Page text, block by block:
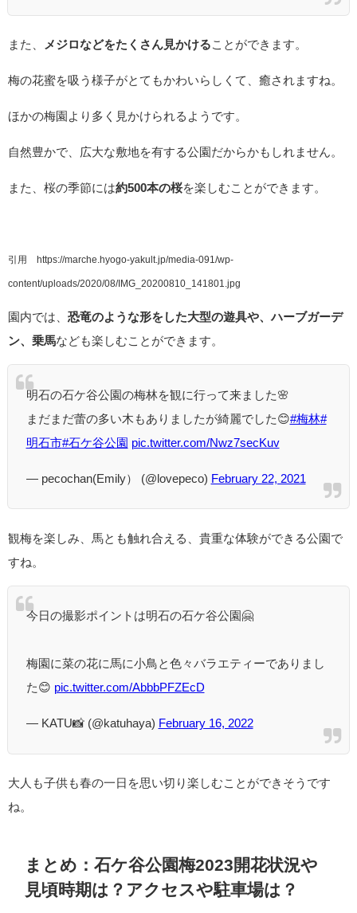
また、 メジロなどをたくさん見かける ことができます。
梅の花蜜を吸う様子がとてもかわいらしくて、癒されますね。
ほかの梅園より多く見かけられるようです。
自然豊かで、広大な敷地を有する公園だからかもしれません。
また、桜の季節には約500本の桜を楽しむことができます。
引用 https://marche.hyogo-yakult.jp/media-091/wp-
content/uploads/2020/08/IMG_20200810_141801.jpg
園内では、 恐竜のような形をした大型の遊具や、ハーブガーデ
ン、乗馬なども楽しむことができます。
明石の石ケ谷公園の梅林を観に行って来ました🌸
まだまだ蕾の多い木もありましたが綺麗でした😊#梅林#
明石市#石ケ谷公園 pic.twitter.com/Nwz7secKuv
— pecochan(Emily） (@lovepeco) February 22, 2021
観梅を楽しみ、馬とも触れ合える、貴重な体験ができる公園で
すね。
今日の撮影ポイントは明石の石ケ谷公園🤗
梅園に菜の花に馬に小鳥と色々バラエティーでありまし
た😊 pic.twitter.com/AbbbPFZEcD
— KATU📸 (@katuhaya) February 16, 2022
大人も子供も春の一日を思い切り楽しむことができそうです
ね。
まとめ：石ケ谷公園梅2023開花状況や
見頃時期は？アクセスや駐車場は？